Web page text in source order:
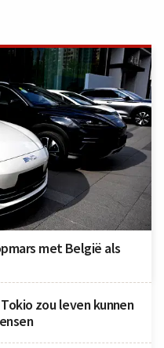
met België als
zou leven kunnen